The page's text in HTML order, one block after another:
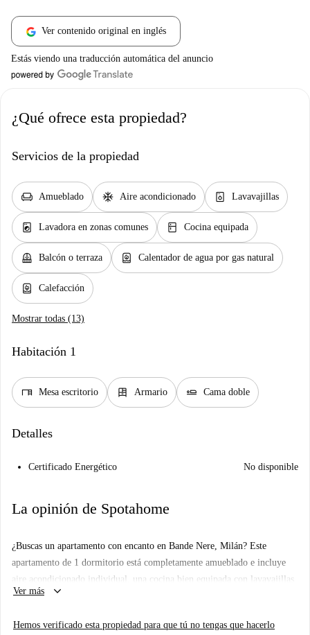
Ver contenido original en inglés
Estás viendo una traducción automática del anuncio
¿Qué ofrece esta propiedad?
Servicios de la propiedad
chair Amueblado ac_unit Aire acondicionado dishwasher_gen Lavavajillas
local_laundry_service Lavadora en zonas comunes kitchen Cocina equipada
balcony Balcón o terraza water_heater Calentador de agua por gas natural
water_heater Calefacción
Mostrar todas (13)
Habitación 1
desk Mesa escritorio dresser Armario airline_seat_flat Cama doble
Detalles
Certificado Energético No disponible
La opinión de Spotahome
¿Buscas un apartamento con encanto en Bande Nere, Milán? Este
apartamento de 1 dormitorio está completamente amueblado e incluye
aire acondicionado individual, una cocina bien equipada con lavavajillas
y horno, un balcón con vistas y acceso a lavadora en las inmediaciones.
disfrutes de una estancia más cómoda. Además, Spotahome lo ha
Ver más keyboard_arrow_down
Hemos verificado esta propiedad para que tú no tengas que hacerlo